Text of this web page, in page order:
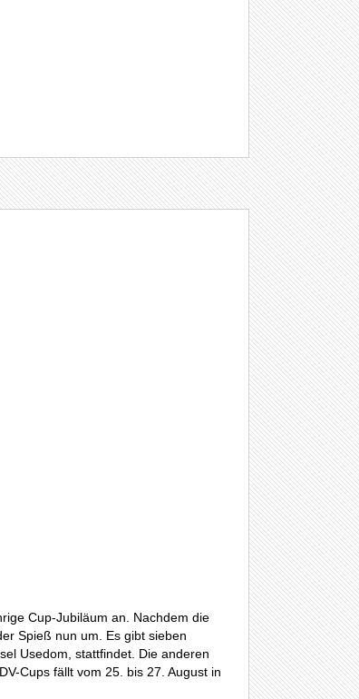
Cup-Jubiläum an. Nachdem die
Spieß nun um. Es gibt sieben
Usedom, stattfindet. Die anderen
Cups fällt vom 25. bis 27. August in